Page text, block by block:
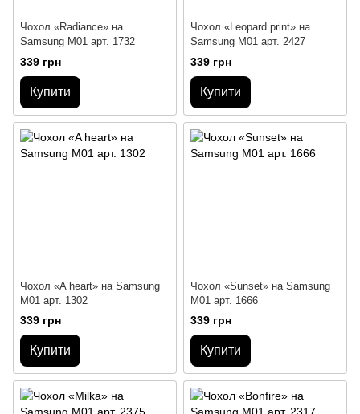
Чохол «Radiance» на
Samsung M01 арт. 1732
339 грн
Купити
Чохол «Leopard print» на
Samsung M01 арт. 2427
339 грн
Купити
Чохол «A heart» на Samsung
M01 арт. 1302
339 грн
Купити
Чохол «Sunset» на Samsung
M01 арт. 1666
339 грн
Купити